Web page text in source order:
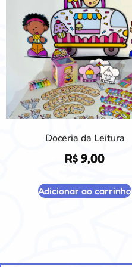
Doceria da Leitura
R$ 9,00
Adicionar ao carrinho